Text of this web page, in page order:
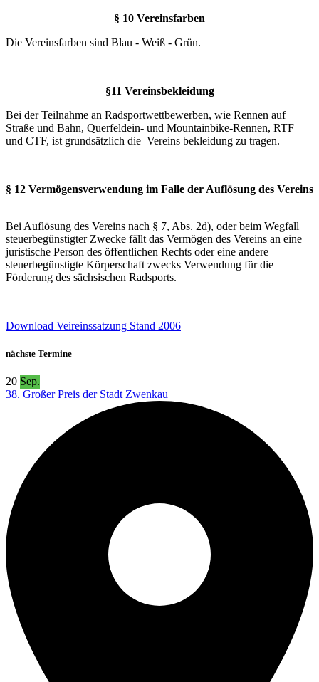
§ 10 Vereinsfarben
Die Vereinsfarben sind Blau - Weiß - Grün.
§11 Vereinsbekleidung
Bei der Teilnahme an Radsportwettbewerben, wie Rennen auf
Straße und Bahn, Querfeldein- und Mountainbike-Rennen, RTF
und CTF, ist grundsätzlich die Vereins bekleidung zu tragen.
§ 12 Vermögensverwendung im Falle der Auflösung des Vereins
Bei Auflösung des Vereins nach § 7, Abs. 2d), oder beim Wegfall
steuerbegünstigter Zwecke fällt das Vermögen des Vereins an eine
juristische Person des öffentlichen Rechts oder eine andere
steuerbegünstigte Körperschaft zwecks Verwendung für die
Förderung des sächsischen Radsports.
Download Veireinssatzung Stand 2006
nächste Termine
20 Sep.
38. Großer Preis der Stadt Zwenkau